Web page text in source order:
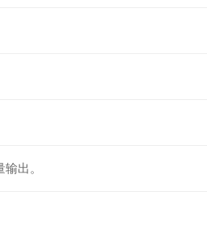
出。